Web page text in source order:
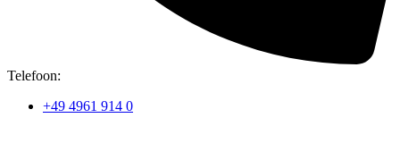
Telefoon:
+49 4961 914 0